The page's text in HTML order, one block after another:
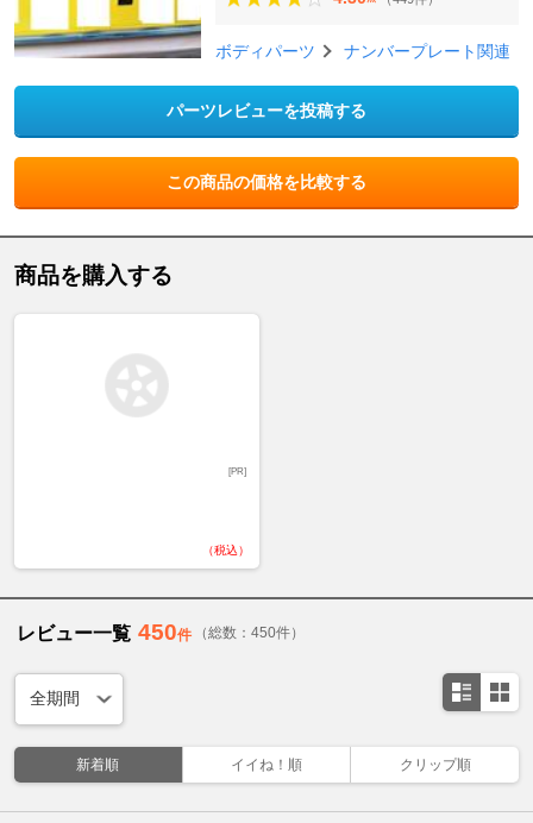
ボディパーツ ナンバープレート関連
パーツレビューを投稿する
この商品の価格を比較する
商品を購入する
[PR]
（税込）
レビュー一覧 450件 （総数：450件）
新着順 イイね！順 クリップ順